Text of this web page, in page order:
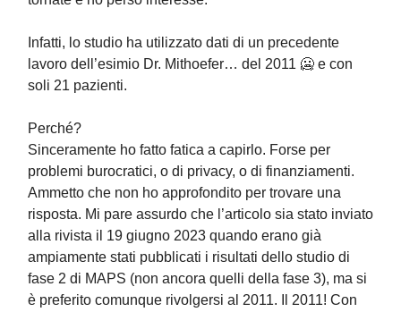
Infatti, lo studio ha utilizzato dati di un precedente
lavoro dell’esimio Dr. Mithoefer… del 2011 🥶 e con
soli 21 pazienti.
Perché?
Sinceramente ho fatto fatica a capirlo. Forse per
problemi burocratici, o di privacy, o di finanziamenti.
Ammetto che non ho approfondito per trovare una
risposta. Mi pare assurdo che l’articolo sia stato inviato
alla rivista il 19 giugno 2023 quando erano già
ampiamente stati pubblicati i risultati dello studio di
fase 2 di MAPS (non ancora quelli della fase 3), ma si
è preferito comunque rivolgersi al 2011. Il 2011! Con